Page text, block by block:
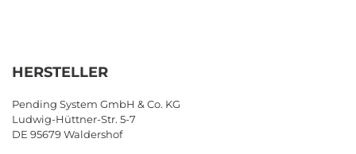
HERSTELLER
Pending System GmbH & Co. KG
Ludwig-Hüttner-Str. 5-7
DE 95679 Waldershof